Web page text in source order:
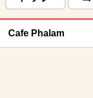
Cafe Phalam